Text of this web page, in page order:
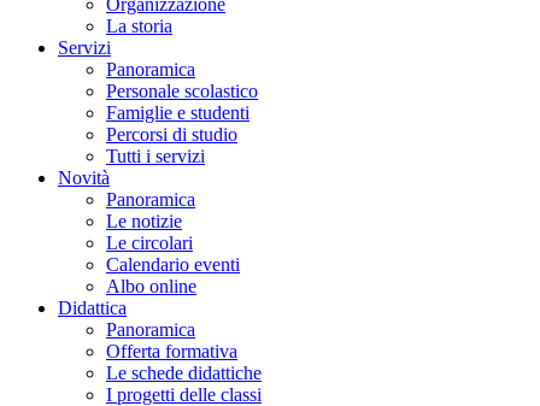
Organizzazione
La storia
Servizi
Panoramica
Personale scolastico
Famiglie e studenti
Percorsi di studio
Tutti i servizi
Novità
Panoramica
Le notizie
Le circolari
Calendario eventi
Albo online
Didattica
Panoramica
Offerta formativa
Le schede didattiche
I progetti delle classi